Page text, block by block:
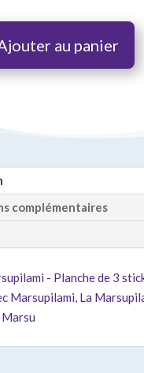
au panier
complémentaires
- Planche de 3
Marsupilami, La